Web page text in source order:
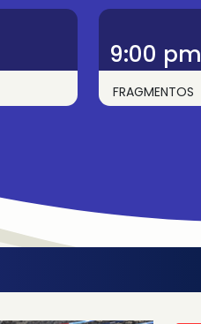
9:00 pm
FRAGMENTOS